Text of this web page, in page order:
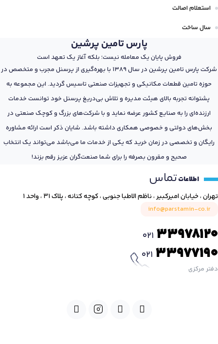
استعلام اصالت
سال ساخت
پارس تامین پرشین
فروش پایان یک معامله نیست؛ بلکه آغاز یک تعهد است
شرکت پارس تامین پرشین در سال 1389 با بهره‌گیری از پرسنل مجرب و متخصص در
حوزه تامین قطعات مکانیکی و تجهیزات صنعتی تاسیس گردید. این مجموعه به
پشتوانه تجربه بالای هیئت مدیره و تلاش بی‌دریغ پرسنل خود توانست خدمات
ارزنده‌ای را به صنایع کشور عرضه نماید و با شرکت‌های بزرگ و کوچک صنعتی در
بخش‌های دولتی و خصوصی همکاری داشته باشد. شایان ذکر است ارائه مشاوره
رایگان و تخصصی در زمان خرید که یکی از خدمات ما می‌باشد می‌تواند یک انتخاب
صحیح و مقرون بصرفه را برای شما صنعت‌گران عزیز رقم بزند!
اطلاعاتتماس
تهران ، خیابان امیرکبیر ، ناظم الاطبا جنوبی ، کوچه کتانه ، پلاک ۳۱ ، واحد ۱
info@parstamin-co.ir
021 33978120
021 33977190
دفتر مرکزی